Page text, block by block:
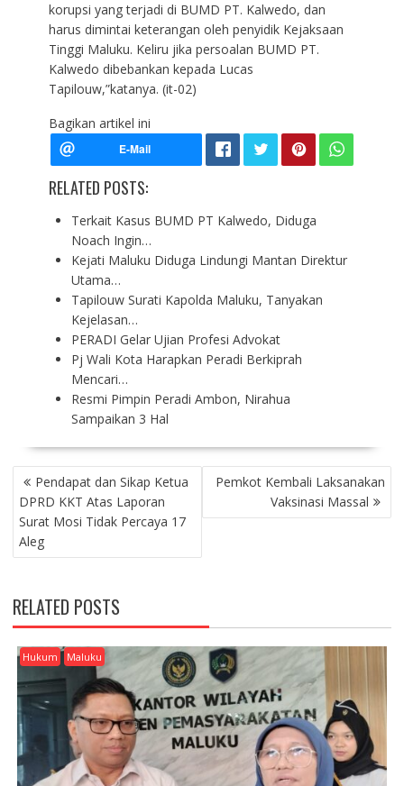
korupsi yang terjadi di BUMD PT. Kalwedo, dan
harus dimintai keterangan oleh penyidik Kejaksaan
Tinggi Maluku. Keliru jika persoalan BUMD PT.
Kalwedo dibebankan kepada Lucas
Tapilouw,”katanya. (it-02)
Bagikan artikel ini
RELATED POSTS:
Terkait Kasus BUMD PT Kalwedo, Diduga
Noach Ingin…
Kejati Maluku Diduga Lindungi Mantan Direktur
Utama…
Tapilouw Surati Kapolda Maluku, Tanyakan
Kejelasan…
PERADI Gelar Ujian Profesi Advokat
Pj Wali Kota Harapkan Peradi Berkiprah
Mencari…
Resmi Pimpin Peradi Ambon, Nirahua
Sampaikan 3 Hal
P
O
S
T
N
V
I
G
A
T
O
N
Pendapat dan Sikap Ketua
DPRD KKT Atas Laporan
Surat Mosi Tidak Percaya 17
Aleg
Pemkot Kembali Laksanakan
Vaksinasi Massal
RELATED POSTS
Hukum Maluku